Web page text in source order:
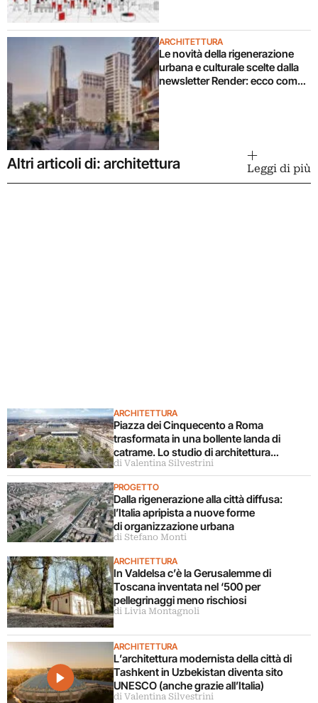
ARCHITETTURA
Le novità della rigenerazione
urbana e culturale scelte dalla
newsletter Render: ecco come
Altri articoli di: architettura Leggi di più
ARCHITETTURA
Piazza dei Cinquecento a Roma
trasformata in una bollente landa di
catrame. Lo studio di architettura
disconosce il progetto
di Valentina Silvestrini
PROGETTO
Dalla rigenerazione alla città diffusa:
l’Italia apripista a nuove forme
di organizzazione urbana
di Stefano Monti
ARCHITETTURA
In Valdelsa c’è la Gerusalemme di
Toscana inventata nel ‘500 per
pellegrinaggi meno rischiosi
di Livia Montagnoli
ARCHITETTURA
L’architettura modernista della città di
Tashkent in Uzbekistan diventa sito
UNESCO (anche grazie all’Italia)
di Valentina Silvestrini